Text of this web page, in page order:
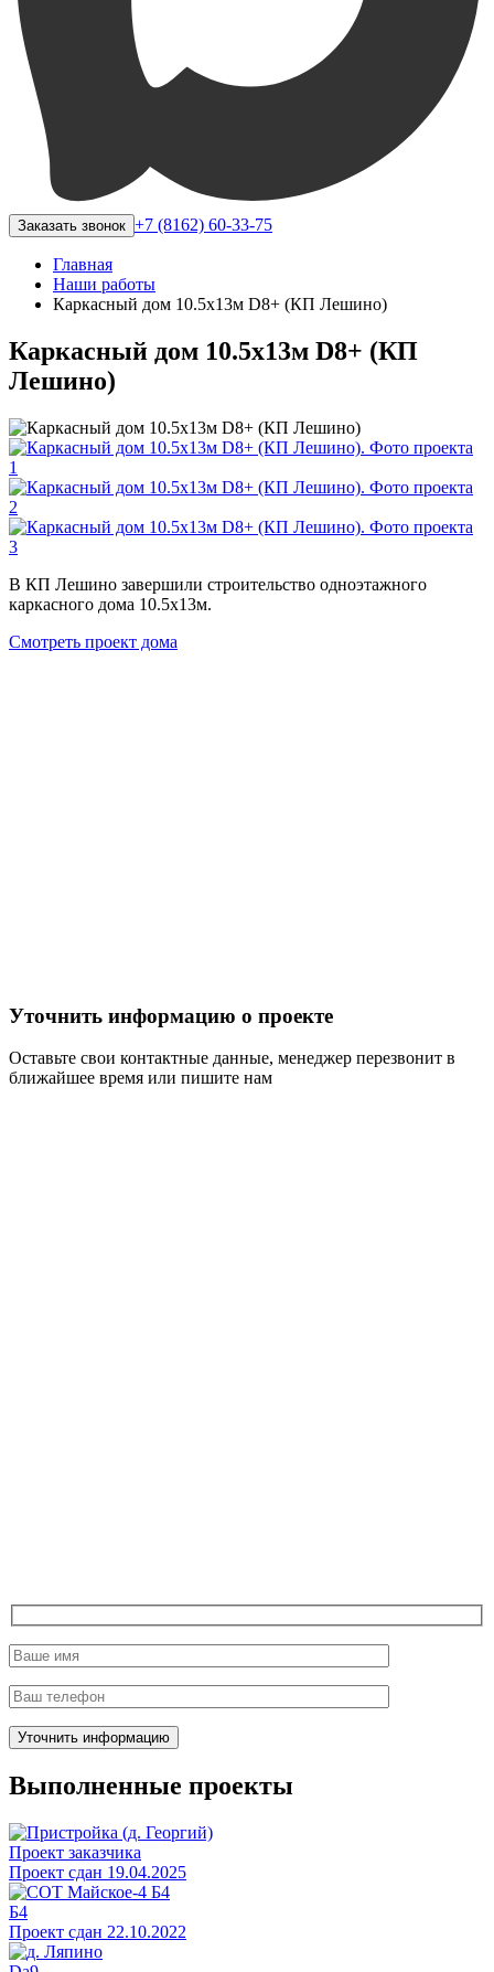
Заказать звонок +7 (8162) 60-33-75
Главная
Наши работы
Каркасный дом 10.5х13м D8+ (КП Лешино)
Каркасный дом 10.5х13м D8+ (КП
Лешино)
В КП Лешино завершили строительство одноэтажного
каркасного дома 10.5х13м.
Смотреть проект дома
Уточнить информацию о проекте
Оставьте свои контактные данные, менеджер перезвонит в
ближайшее время или пишите нам
Выполненные проекты
Проект заказчика
Проект сдан 19.04.2025
Б4
Проект сдан 22.10.2022